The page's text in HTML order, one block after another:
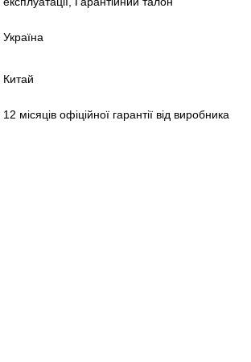
Україна
Китай
12 місяців офіційної гарантії від виробника